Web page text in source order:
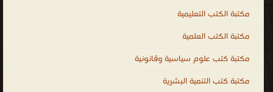
مكتبة الكتب التعليمية
مكتبة الكتب العلمية
مكتبة كتب علوم سياسية وقانونية
مكتبة كتب التنمية البشرية